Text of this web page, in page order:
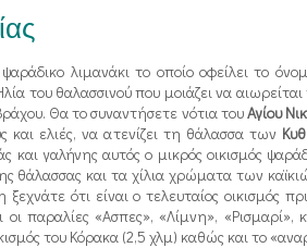
λιμανάκι το οποίο οφείλει το
του θαλασσινού που μοιάζει να
Θα το συναντήσετε νότια τουΑγίου
και ελιές, να ατενίζει τη θάλασσα των
και γαλήνης αυτός ο μικρός οικισμός
θάλασσας και τα χίλια χρώματα των
ότι είναι ο τελευταίος οικισμός
οι παραλίες «Ασπες», «Λίμνη», «Ρισμαρί»,
του Κόρακα (2,5 χλμ) καθώς και το